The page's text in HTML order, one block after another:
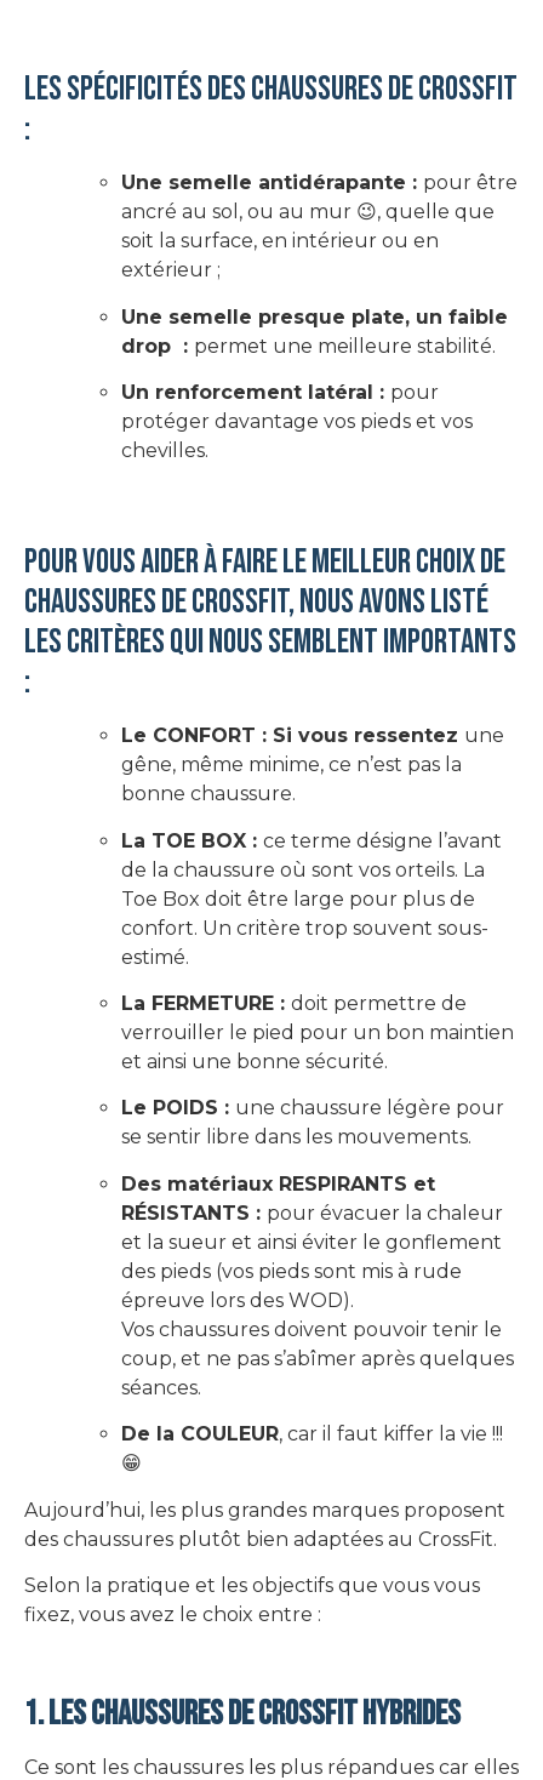
Les spécificités des chaussures de CrossFit
:
Une semelle antidérapante : pour être
ancré au sol, ou au mur 😉, quelle que
soit la surface, en intérieur ou en
extérieur ;
Une semelle presque plate, un faible
drop : permet une meilleure stabilité.
Un renforcement latéral : pour
protéger davantage vos pieds et vos
chevilles.
Pour vous aider à faire le meilleur choix de
chaussures de CrossFit, nous avons listé
les critères qui nous semblent importants
:
Le CONFORT : Si vous ressentez une
gêne, même minime, ce n’est pas la
bonne chaussure.
La TOE BOX : ce terme désigne l’avant
de la chaussure où sont vos orteils. La
Toe Box doit être large pour plus de
confort. Un critère trop souvent sous-
estimé.
La FERMETURE : doit permettre de
verrouiller le pied pour un bon maintien
et ainsi une bonne sécurité.
Le POIDS : une chaussure légère pour
se sentir libre dans les mouvements.
Des matériaux RESPIRANTS et
RÉSISTANTS : pour évacuer la chaleur
et la sueur et ainsi éviter le gonflement
des pieds (vos pieds sont mis à rude
épreuve lors des WOD).
Vos chaussures doivent pouvoir tenir le
coup, et ne pas s’abîmer après quelques
séances.
De la COULEUR, car il faut kiffer la vie !!!
😁
Aujourd’hui, les plus grandes marques proposent
des chaussures plutôt bien adaptées au CrossFit.
Selon la pratique et les objectifs que vous vous
fixez, vous avez le choix entre :
1. Les chaussures de CrossFit hybrides
Ce sont les chaussures les plus répandues car elles